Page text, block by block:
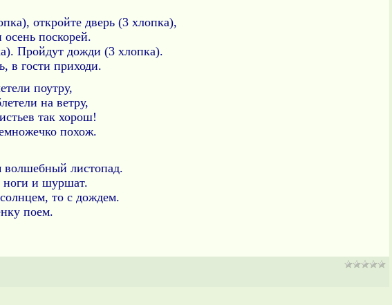
откройте дверь (3 хлопка),
осень поскорей.
Пройдут дожди (3 хлопка).
в гости приходи.
поутру,
на ветру,
так хорош!
похож.
волшебный листопад.
ноги и шуршат.
то с дождем.
поем.